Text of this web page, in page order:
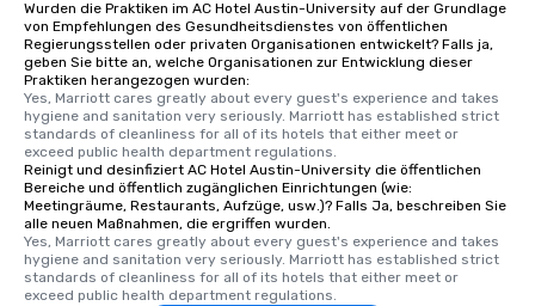
Wurden die Praktiken im AC Hotel Austin-University auf der Grundlage
von Empfehlungen des Gesundheitsdienstes von öffentlichen
Regierungsstellen oder privaten Organisationen entwickelt? Falls ja,
geben Sie bitte an, welche Organisationen zur Entwicklung dieser
Praktiken herangezogen wurden:
Yes, Marriott cares greatly about every guest's experience and takes
hygiene and sanitation very seriously. Marriott has established strict
standards of cleanliness for all of its hotels that either meet or
exceed public health department regulations.
Reinigt und desinfiziert AC Hotel Austin-University die öffentlichen
Bereiche und öffentlich zugänglichen Einrichtungen (wie:
Meetingräume, Restaurants, Aufzüge, usw.)? Falls Ja, beschreiben Sie
alle neuen Maßnahmen, die ergriffen wurden.
Yes, Marriott cares greatly about every guest's experience and takes
hygiene and sanitation very seriously. Marriott has established strict
standards of cleanliness for all of its hotels that either meet or
exceed public health department regulations.